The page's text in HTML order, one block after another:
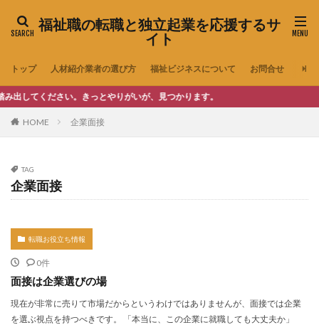
福祉職の転職と独立起業を応援するサ
イト
トップ 人材紹介業者の選び方 福祉ビジネスについて お問合せ
ください。きっとやりがいが、見つかります。
HOME 企業面接
TAG
企業面接
転職お役立ち情報
0件
面接は企業選びの場
現在が非常に売りて市場だからというわけではありませんが、面接では企業
を選ぶ視点を持つべきです。 「本当に、この企業に就職しても大丈夫か」